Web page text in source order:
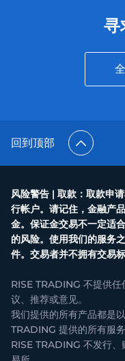
寻
回到顶部
风险警告 | 取款：取款申
行帐户。请记住，金融产
金。保证金交易不一定适
的风险。使用我们的服务
件。交易者并不拥有交易
RISE TRADING 不提供
议、推荐或意见。
我们提供的所有产品都是
TRADING 提供的所有服
RISE TRADING 不发行